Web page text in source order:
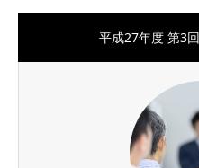
平成27年度 第3